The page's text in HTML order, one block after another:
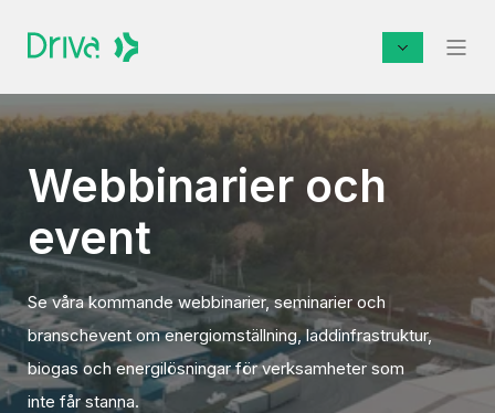
Webbinarier och
event
Se våra kommande webbinarier, seminarier och
branschevent om energiomställning, laddinfrastruktur,
biogas och energilösningar för verksamheter som
inte får stanna.